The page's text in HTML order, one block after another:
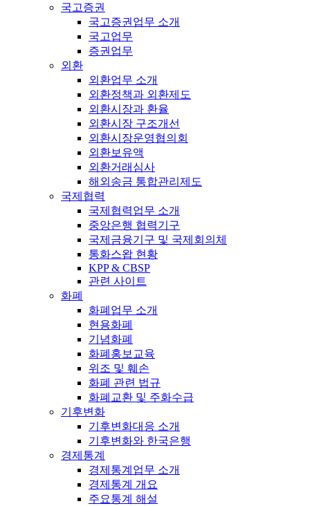
국고증권
국고증권업무 소개
국고업무
증권업무
외환
외환업무 소개
외환정책과 외환제도
외환시장과 환율
외환시장 구조개선
외환시장운영협의회
외환보유액
외환거래심사
해외송금 통합관리제도
국제협력
국제협력업무 소개
중앙은행 협력기구
국제금융기구 및 국제회의체
통화스왑 현황
KPP & CBSP
관련 사이트
화폐
화폐업무 소개
현용화폐
기념화폐
화폐홍보교육
위조 및 훼손
화폐 관련 법규
화폐교환 및 주화수급
기후변화
기후변화대응 소개
기후변화와 한국은행
경제통계
경제통계업무 소개
경제통계 개요
주요통계 해설